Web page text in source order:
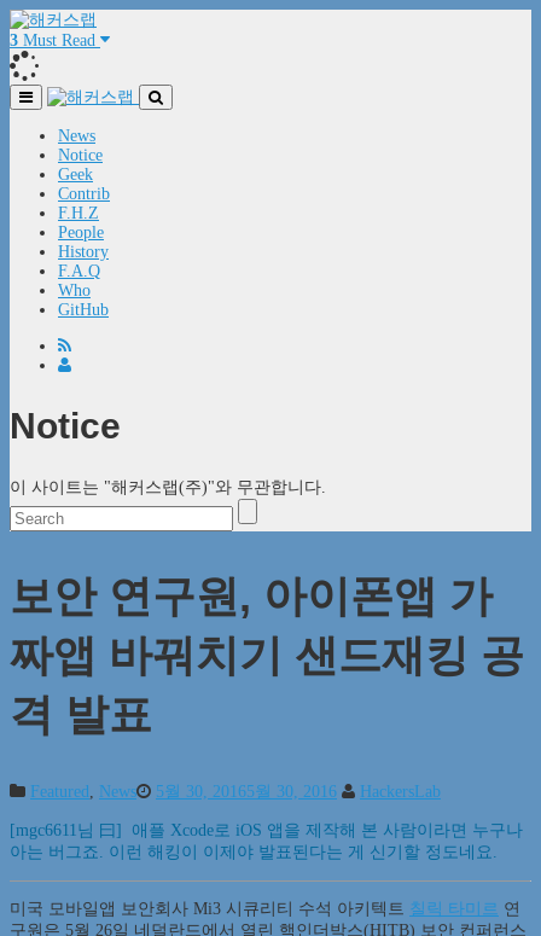
3 Must Read
News
Notice
Geek
Contrib
F.H.Z
People
History
F.A.Q
Who
GitHub
Notice
이 사이트는 "해커스랩(주)"와 무관합니다.
보안 연구원, 아이폰앱 가
짜앱 바꿔치기 샌드재킹 공
격 발표
Featured News 5월 30, 20165월 30, 2016 HackersLab
[mgc6611님 曰] 애플 Xcode로 iOS 앱을 제작해 본 사람이라면 누구나
아는 버그죠. 이런 해킹이 이제야 발표된다는 게 신기할 정도네요.
미국 모바일앱 보안회사 Mi3 시큐리티 수석 아키텍트 칠릭 타미르 연
구원은 5월 26일 네덜란드에서 열린 핵인더박스(HITB) 보안 컨퍼런스